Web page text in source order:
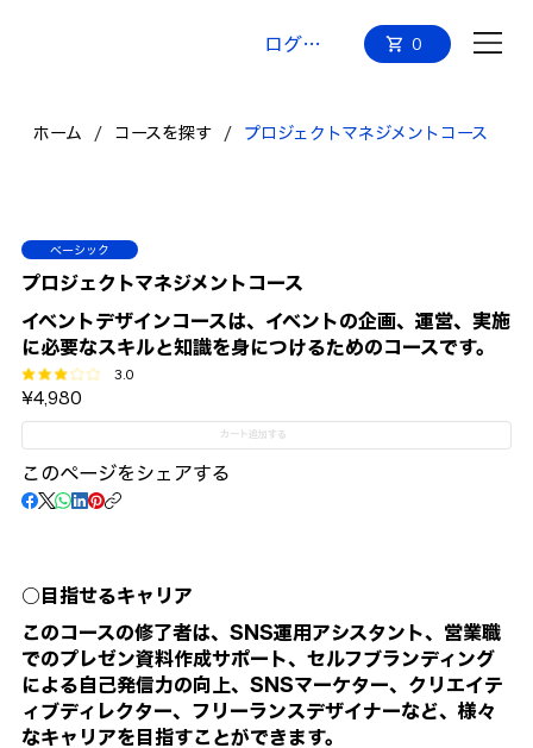
ログイン 0
ホーム / コースを探す / プロジェクトマネジメントコース
ベーシック
プロジェクトマネジメントコース
イベントデザインコースは、イベントの企画、運営、実施
に必要なスキルと知識を身につけるためのコースです。
3.0
平均評価 3 /5
¥4,980
カート追加する
このページをシェアする
○目指せるキャリア
このコースの修了者は、SNS運用アシスタント、営業職
でのプレゼン資料作成サポート、セルフブランディング
による自己発信力の向上、SNSマーケター、クリエイテ
ィブディレクター、フリーランスデザイナーなど、様々
なキャリアを目指すことができます。